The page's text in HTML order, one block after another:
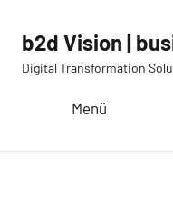
b2d Vision |
Digital Transformation
Menü